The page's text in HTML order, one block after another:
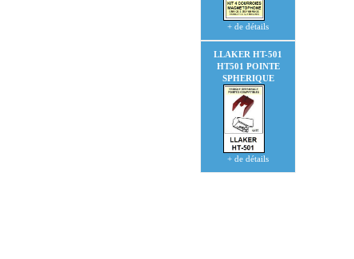
+ de détails
LLAKER HT-501
HT501 POINTE
SPHERIQUE
+ de détails